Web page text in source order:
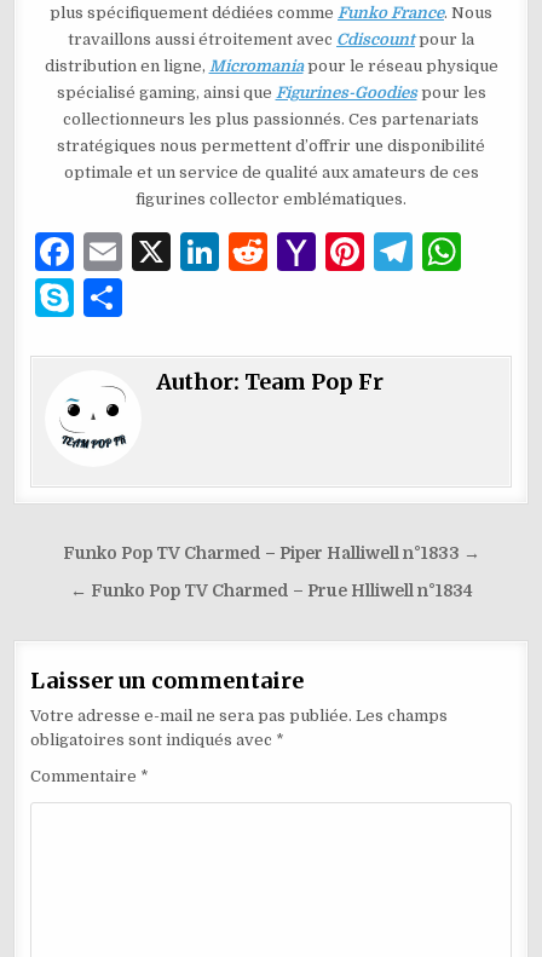
plus spécifiquement dédiées comme Funko France. Nous
travaillons aussi étroitement avec Cdiscountpour la
distribution en ligne, Micromaniapour le réseau physique
spécialisé gaming, ainsi que Figurines-Goodiespour les
collectionneurs les plus passionnés. Ces partenariats
stratégiques nous permettent d’offrir une disponibilité
optimale et un service de qualité aux amateurs de ces
figurines collector emblématiques.
F
a
c
e
b
o
o
E
l
X
Li
e
R
di
Y
o
ai
Pi
re
T
g s
p
S
p
e
ta
g
er
Author: Team Pop Fr
Navigation
Funko Pop TV Charmed – Piper Halliwell n°1833 →
← Funko Pop TV Charmed – Prue Hlliwell​ n°1834
Laisser un commentaire
Votre adresse e-mail ne sera pas publiée. Les champs
obligatoires sont indiqués avec *
Commentaire *